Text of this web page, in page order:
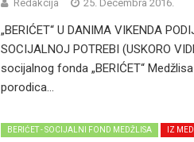
Redakcija 25. Decembra 2016.
„BERIĆET“ U DANIMA VIKENDA
SOCIJALNOJ POTREBI (USKORO
socijalnog fonda „BERIĆET“
porodica...
BERIĆET - SOCIJALNI FOND MEDŽLISA IZ